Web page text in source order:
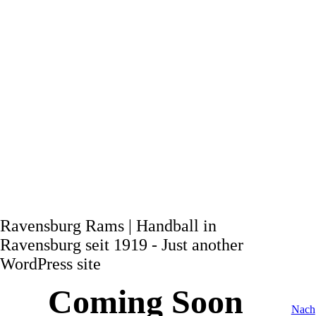
Ravensburg Rams | Handball in
Ravensburg seit 1919 - Just another
WordPress site
Coming Soon Nach